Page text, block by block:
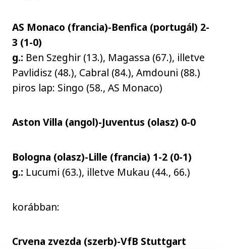
AS Monaco (francia)-Benfica (portugál) 2-
3 (1-0)
g.: Ben Szeghir (13.), Magassa (67.), illetve
Pavlidisz (48.), Cabral (84.), Amdouni (88.)
piros lap: Singo (58., AS Monaco)
Aston Villa (angol)-Juventus (olasz) 0-0
Bologna (olasz)-Lille (francia) 1-2 (0-1)
g.: Lucumi (63.), illetve Mukau (44., 66.)
korábban:
Crvena zvezda (szerb)-VfB Stuttgart